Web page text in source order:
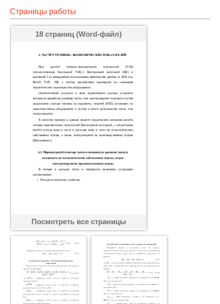
Страницы работы
18 страниц (Word-файл)
Посмотреть все страницы